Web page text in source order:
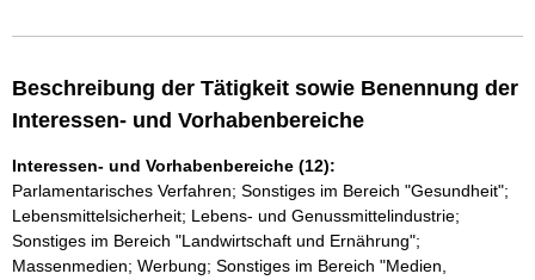
Beschreibung der Tätigkeit sowie Benennung der
Interessen- und Vorhabenbereiche
Interessen- und Vorhabenbereiche (12):
Parlamentarisches Verfahren; Sonstiges im Bereich "Gesundheit";
Lebensmittelsicherheit; Lebens- und Genussmittelindustrie;
Sonstiges im Bereich "Landwirtschaft und Ernährung";
Massenmedien; Werbung; Sonstiges im Bereich "Medien,